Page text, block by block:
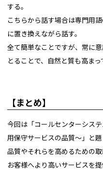
する。
こちらから話す場合は専門用
に置き換えながら話す。
全て簡単なことですが、常に
とることで、自然と質も高まっ
【まとめ】
今回は「コールセンターシ
用保守サービスの品質～」と
品質やそれらを高めるための
お客様へより高いサービスを